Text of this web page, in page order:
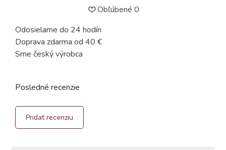
Obľúbené 0
Odosielame do 24 hodín
Doprava zdarma od 40 €
Sme český výrobca
Posledné recenzie
Pridať recenziu